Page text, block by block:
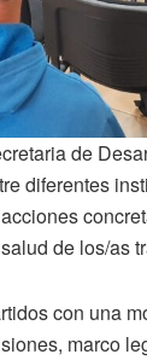
de
diferentes
de los/as
con una
marco